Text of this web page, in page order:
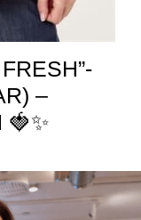
–
🍓✨